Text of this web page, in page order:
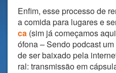
Enfim, esse processo de
a comida para lugares e
ca (sim já começamos
ófona – Sendo podcast
de ser baixado pela
ral: transmissão em